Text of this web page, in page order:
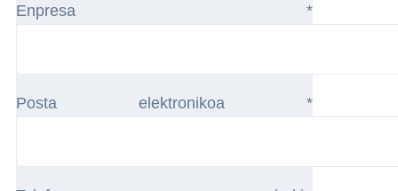
Enpresa *
Posta elektronikoa *